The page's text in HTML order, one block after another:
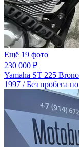
Ещё 19 фото
230 000 ₽
Yamaha ST 225
1997 / Без пробега